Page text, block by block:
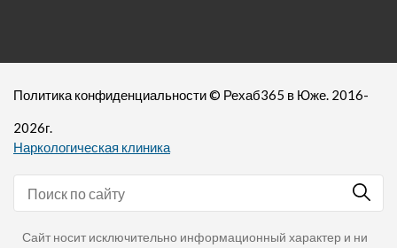
Политика конфиденциальности© Рехаб365 в Юже. 2016-
2026г.
Наркологическая клиника
Сайт носит исключительно информационный характер и ни